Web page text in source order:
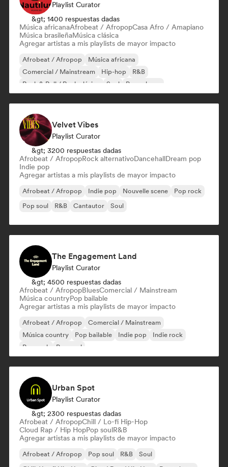
Playlist Curator
&gt; 1400 respuestas dadas
Música africanaAfrobeat / AfropopCasa Afro / Amapiano
Música brasileñaMúsica clásica
Agregar artistas a mis playlists de mayor impacto
Afrobeat / Afropop
Música africana
Comercial / Mainstream
Hip-hop
R&B
Rock & Roll / Rock clásico
Soul Pop urbano
Velvet Vibes
Playlist Curator
&gt; 3200 respuestas dadas
Afrobeat / AfropopRock alternativoDancehallDream pop
Indie pop
Agregar artistas a mis playlists de mayor impacto
Afrobeat / Afropop Indie pop Nouvelle scene
Pop rock
Pop soul
R&B Cantautor Soul
The Engagement Land
Playlist Curator
&gt; 4500 respuestas dadas
Afrobeat / AfropopBluesComercial / Mainstream
Música countryPop bailable
Agregar artistas a mis playlists de mayor impacto
Afrobeat / Afropop
Comercial / Mainstream
Música country
Pop bailable Indie pop
Indie rock
Pop rock
Pop soul
Urban Spot
Playlist Curator
&gt; 2300 respuestas dadas
Afrobeat / AfropopChill / Lo-fi Hip-Hop
Cloud Rap / Hip HopPop soulR&B
Agregar artistas a mis playlists de mayor impacto
Afrobeat / Afropop Pop soul R&B
Soul